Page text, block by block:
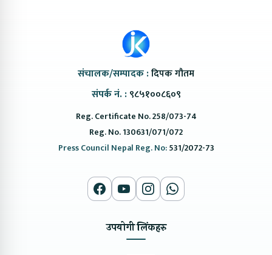
संचालक/सम्पादक :दिपक गौतम
संपर्क नं. : ९८५१००८६०९
Reg. Certificate No. 258/073-74
Reg. No. 130631/071/072
Press Council Nepal Reg. No:531/2072-73
उपयोगी लिंकहरु